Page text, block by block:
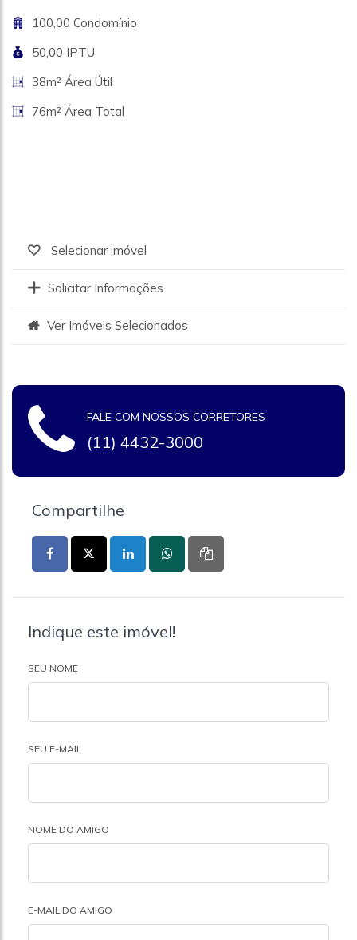
100,00 Condomínio
50,00 IPTU
38m² Área Útil
76m² Área Total
Selecionar imóvel
Solicitar Informações
Ver Imóveis Selecionados
FALE COM NOSSOS CORRETORES
(11) 4432-3000
Compartilhe
Indique este imóvel!
SEU NOME
SEU E-MAIL
NOME DO AMIGO
E-MAIL DO AMIGO